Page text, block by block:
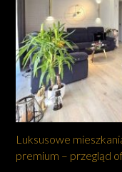
Luksusowe
premium – przegląd